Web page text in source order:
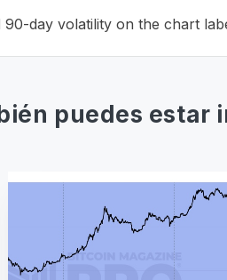
day volatility on the chart
puedes estar